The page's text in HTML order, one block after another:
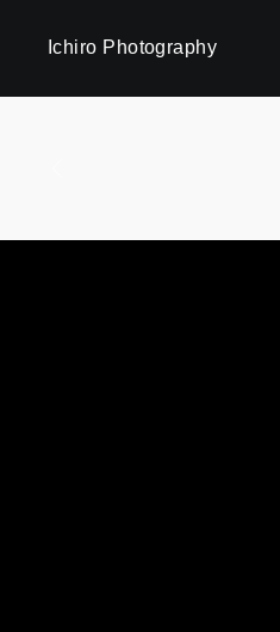
Ichiro Photography